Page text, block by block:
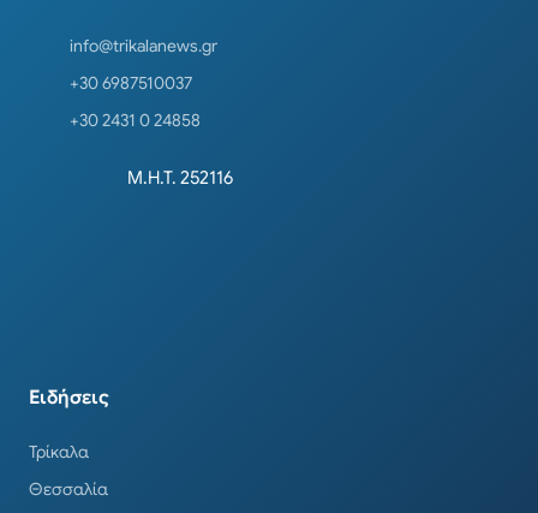
info@trikalanews.gr
+30 6987510037
+30 2431 0 24858
Μ.Η.Τ. 252116
Ειδήσεις
Τρίκαλα
Θεσσαλία